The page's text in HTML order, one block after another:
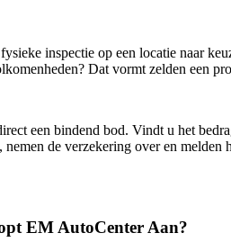
inspectie op een locatie naar
Dat vormt zelden een
een bindend bod. Vindt u het
de verzekering over en
EM AutoCenter Aan?